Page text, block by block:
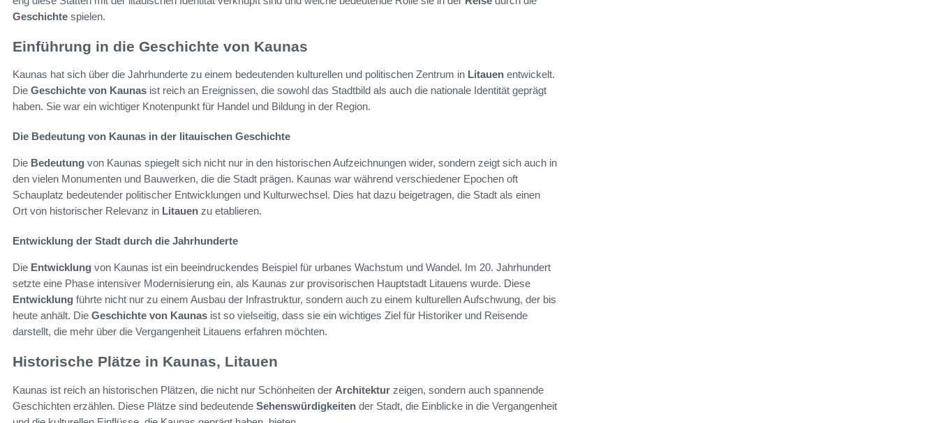
Geschichte spielen.
Einführung in die Geschichte von Kaunas
Kaunas hat sich über die Jahrhunderte zu einem bedeutenden kulturellen und politischen Zentrum in Litauen entwickelt.
Die Geschichte von Kaunas ist reich an Ereignissen, die sowohl das Stadtbild als auch die nationale Identität geprägt
haben. Sie war ein wichtiger Knotenpunkt für Handel und Bildung in der Region.
Die Bedeutung von Kaunas in der litauischen Geschichte
Die Bedeutung von Kaunas spiegelt sich nicht nur in den historischen Aufzeichnungen wider, sondern zeigt sich auch in
den vielen Monumenten und Bauwerken, die die Stadt prägen. Kaunas war während verschiedener Epochen oft
Schauplatz bedeutender politischer Entwicklungen und Kulturwechsel. Dies hat dazu beigetragen, die Stadt als einen
Ort von historischer Relevanz in Litauen zu etablieren.
Entwicklung der Stadt durch die Jahrhunderte
Die Entwicklung von Kaunas ist ein beeindruckendes Beispiel für urbanes Wachstum und Wandel. Im 20. Jahrhundert
setzte eine Phase intensiver Modernisierung ein, als Kaunas zur provisorischen Hauptstadt Litauens wurde. Diese
Entwicklung führte nicht nur zu einem Ausbau der Infrastruktur, sondern auch zu einem kulturellen Aufschwung, der bis
heute anhält. Die Geschichte von Kaunas ist so vielseitig, dass sie ein wichtiges Ziel für Historiker und Reisende
darstellt, die mehr über die Vergangenheit Litauens erfahren möchten.
Historische Plätze in Kaunas, Litauen
Kaunas ist reich an historischen Plätzen, die nicht nur Schönheiten der Architektur zeigen, sondern auch spannende
Geschichten erzählen. Diese Plätze sind bedeutende Sehenswürdigkeiten der Stadt, die Einblicke in die Vergangenheit